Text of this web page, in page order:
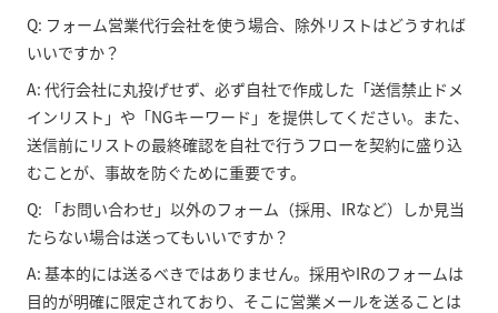
Q: フォーム営業代行会社を使う場合、除外リストはどうすれば
いいですか？
A: 代行会社に丸投げせず、必ず自社で作成した「送信禁止ドメ
インリスト」や「NGキーワード」を提供してください。また、
送信前にリストの最終確認を自社で行うフローを契約に盛り込
むことが、事故を防ぐために重要です。
Q: 「お問い合わせ」以外のフォーム（採用、IRなど）しか見当
たらない場合は送ってもいいですか？
A: 基本的には送るべきではありません。採用やIRのフォームは
目的が明確に限定されており、そこに営業メールを送ることは